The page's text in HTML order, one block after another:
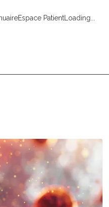
Espace PatientLoading...